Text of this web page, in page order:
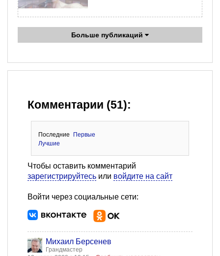
Больше публикаций
Комментарии (51):
Последние
Первые
Лучшие
Чтобы оставить комментарий
зарегистрируйтесь или войдите на сайт
Войти через социальные сети:
Михаил Берсенев
Грандмастер